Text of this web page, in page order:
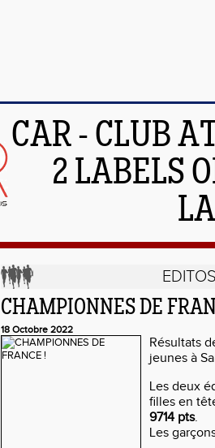
CAR - CLUB
2 LABELS
EDITOS
CHAMPIONNES DE
18 Octobre 2022
Résultats
jeunes à
Les deux
filles en
9714 pts.
Les